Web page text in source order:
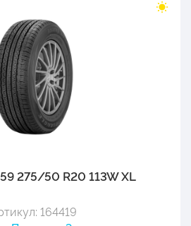
275/50 R20 113W XL
164419